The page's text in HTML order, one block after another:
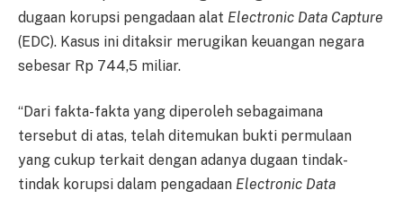
dugaan korupsi pengadaan alat Electronic Data Capture
(EDC). Kasus ini ditaksir merugikan keuangan negara
sebesar Rp 744,5 miliar.
“Dari fakta-fakta yang diperoleh sebagaimana
tersebut di atas, telah ditemukan bukti permulaan
yang cukup terkait dengan adanya dugaan tindak-
tindak korupsi dalam pengadaan Electronic Data